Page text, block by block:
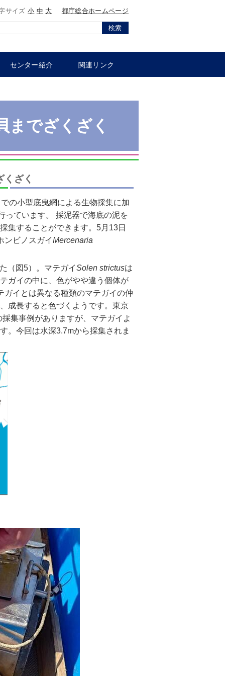
サイズ小 中 大 都庁総合ホームページ
検索
センター紹介 関連リンク
でざくざく
ざく
の小型底曳網による生物採集に加
っています。 採泥器で海底の泥を
集することができます。5月13日
ンビノスガイMercenaria
（図5）。 マテガイSolen strictusは
ガイの中に、色がやや違う個体が
イとは異なる種類のマテガイの仲
成長すると色づくようです。 東京
採集事例がありますが、マテガイよ
。 今回は水深3.7mから採集されま